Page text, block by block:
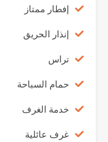
إفطار ممتاز
إنذار الحريق
تراس
حمام السباحة
خدمة الغرف
غرف عائلية